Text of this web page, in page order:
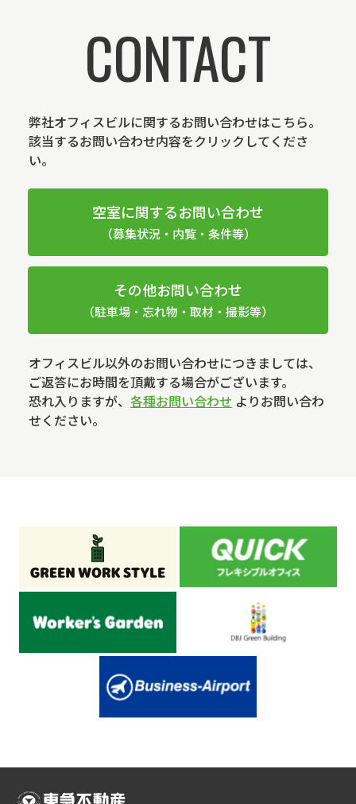
CONTACT
弊社オフィスビルに関するお問い合わせはこちら。
該当するお問い合わせ内容をクリックしてくださ
い。
空室に関するお問い合わせ
（募集状況・内覧・条件等）
その他お問い合わせ
（駐車場・忘れ物・取材・撮影等）
オフィスビル以外のお問い合わせにつきましては、
ご返答にお時間を頂戴する場合がございます。
恐れ入りますが、 各種お問い合わせ よりお問い合わ
せください。